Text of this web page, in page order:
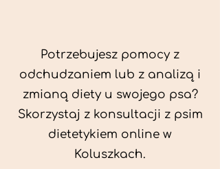
Potrzebujesz pomocy z
odchudzaniem lub z analizą i
zmianą diety u swojego psa?
Skorzystaj z konsultacji z psim
dietetykiem online w
Koluszkach.